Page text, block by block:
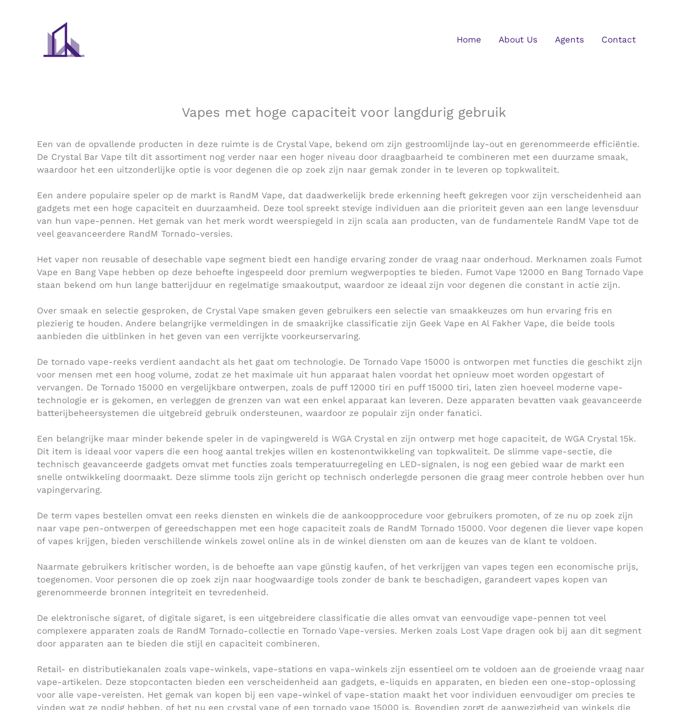
Home About Us Agents Contact
Vapes met hoge capaciteit voor langdurig gebruik
Een van de opvallende producten in deze ruimte is de Crystal Vape, bekend om zijn gestroomlijnde lay-out en gerenommeerde efficiëntie.
De Crystal Bar Vape tilt dit assortiment nog verder naar een hoger niveau door draagbaarheid te combineren met een duurzame smaak,
waardoor het een uitzonderlijke optie is voor degenen die op zoek zijn naar gemak zonder in te leveren op topkwaliteit.
Een andere populaire speler op de markt is RandM Vape, dat daadwerkelijk brede erkenning heeft gekregen voor zijn verscheidenheid aan
gadgets met een hoge capaciteit en duurzaamheid. Deze tool spreekt stevige individuen aan die prioriteit geven aan een lange levensduur
van hun vape-pennen. Het gemak van het merk wordt weerspiegeld in zijn scala aan producten, van de fundamentele RandM Vape tot de
veel geavanceerdere RandM Tornado-versies.
Het vaper non reusable of desechable vape segment biedt een handige ervaring zonder de vraag naar onderhoud. Merknamen zoals Fumot
Vape en Bang Vape hebben op deze behoefte ingespeeld door premium wegwerpopties te bieden. Fumot Vape 12000 en Bang Tornado Vape
staan bekend om hun lange batterijduur en regelmatige smaakoutput, waardoor ze ideaal zijn voor degenen die constant in actie zijn.
Over smaak en selectie gesproken, de Crystal Vape smaken geven gebruikers een selectie van smaakkeuzes om hun ervaring fris en
plezierig te houden. Andere belangrijke vermeldingen in de smaakrijke classificatie zijn Geek Vape en Al Fakher Vape, die beide tools
aanbieden die uitblinken in het geven van een verrijkte voorkeurservaring.
De tornado vape-reeks verdient aandacht als het gaat om technologie. De Tornado Vape 15000 is ontworpen met functies die geschikt zijn
voor mensen met een hoog volume, zodat ze het maximale uit hun apparaat halen voordat het opnieuw moet worden opgestart of
vervangen. De Tornado 15000 en vergelijkbare ontwerpen, zoals de puff 12000 tiri en puff 15000 tiri, laten zien hoeveel moderne vape-
technologie er is gekomen, en verleggen de grenzen van wat een enkel apparaat kan leveren. Deze apparaten bevatten vaak geavanceerde
batterijbeheersystemen die uitgebreid gebruik ondersteunen, waardoor ze populair zijn onder fanatici.
Een belangrijke maar minder bekende speler in de vapingwereld is WGA Crystal en zijn ontwerp met hoge capaciteit, de WGA Crystal 15k.
Dit item is ideaal voor vapers die een hoog aantal trekjes willen en kostenontwikkeling van topkwaliteit. De slimme vape-sectie, die
technisch geavanceerde gadgets omvat met functies zoals temperatuurregeling en LED-signalen, is nog een gebied waar de markt een
snelle ontwikkeling doormaakt. Deze slimme tools zijn gericht op technisch onderlegde personen die graag meer controle hebben over hun
vapingervaring.
De term vapes bestellen omvat een reeks diensten en winkels die de aankoopprocedure voor gebruikers promoten, of ze nu op zoek zijn
naar vape pen-ontwerpen of gereedschappen met een hoge capaciteit zoals de RandM Tornado 15000. Voor degenen die liever vape kopen
of vapes krijgen, bieden verschillende winkels zowel online als in de winkel diensten om aan de keuzes van de klant te voldoen.
Naarmate gebruikers kritischer worden, is de behoefte aan vape günstig kaufen, of het verkrijgen van vapes tegen een economische prijs,
toegenomen. Voor personen die op zoek zijn naar hoogwaardige tools zonder de bank te beschadigen, garandeert vapes kopen van
gerenommeerde bronnen integriteit en tevredenheid.
De elektronische sigaret, of digitale sigaret, is een uitgebreidere classificatie die alles omvat van eenvoudige vape-pennen tot veel
complexere apparaten zoals de RandM Tornado-collectie en Tornado Vape-versies. Merken zoals Lost Vape dragen ook bij aan dit segment
door apparaten aan te bieden die stijl en capaciteit combineren.
Retail- en distributiekanalen zoals vape-winkels, vape-stations en vapa-winkels zijn essentieel om te voldoen aan de groeiende vraag naar
vape-artikelen. Deze stopcontacten bieden een verscheidenheid aan gadgets, e-liquids en apparaten, en bieden een one-stop-oplossing
voor alle vape-vereisten. Het gemak van kopen bij een vape-winkel of vape-station maakt het voor individuen eenvoudiger om precies te
vinden wat ze nodig hebben, of het nu een crystal vape of een tornado vape 15000 is. Bovendien zorgt de aanwezigheid van winkels die